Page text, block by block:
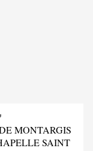
MONTARGIS
SAINT